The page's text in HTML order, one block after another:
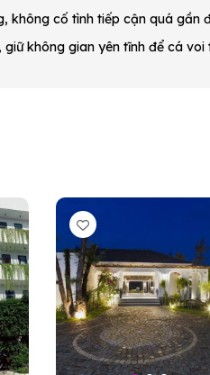
không cố tình tiếp cận quá gần
không gian yên tĩnh để cá voi